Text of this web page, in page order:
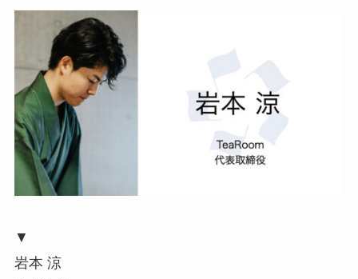
▼
岩本 涼